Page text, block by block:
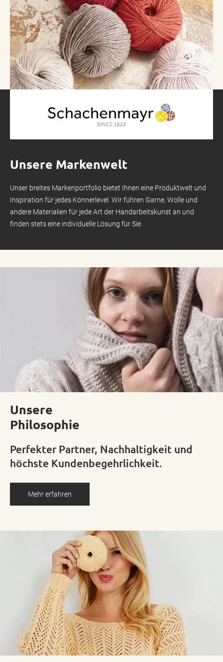
Unsere Markenwelt
Unser breites Markenportfolio bietet Ihnen eine Produktwelt und
Inspiration für jedes Könnerlevel. Wir führen Garne, Wolle und
andere Materialien für jede Art der Handarbeitskunst an und
finden stets eine individuelle Lösung für Sie.
Unsere
Philosophie
Perfekter Partner, Nachhaltigkeit und
höchste Kundenbegehrlichkeit.
Mehr erfahren